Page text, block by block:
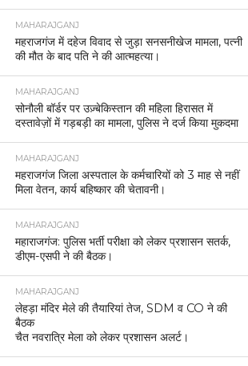
MAHARAJGANJ
महराजगंज में दहेज विवाद से जुड़ा सनसनीखेज मामला, पत्नी
की मौत के बाद पति ने की आत्महत्या।
MAHARAJGANJ
सोनौली बॉर्डर पर उज़्बेकिस्तान की महिला हिरासत में
दस्तावेज़ों में गड़बड़ी का मामला, पुलिस ने दर्ज किया मुकदमा
MAHARAJGANJ
महराजगंज जिला अस्पताल के कर्मचारियों को 3 माह से नहीं
मिला वेतन, कार्य बहिष्कार की चेतावनी।
MAHARAJGANJ
महाराजगंज: पुलिस भर्ती परीक्षा को लेकर प्रशासन सतर्क,
डीएम-एसपी ने की बैठक।
MAHARAJGANJ
लेहड़ा मंदिर मेले की तैयारियां तेज, SDM व CO ने की
बैठक
चैत नवरात्रि मेला को लेकर प्रशासन अलर्ट।